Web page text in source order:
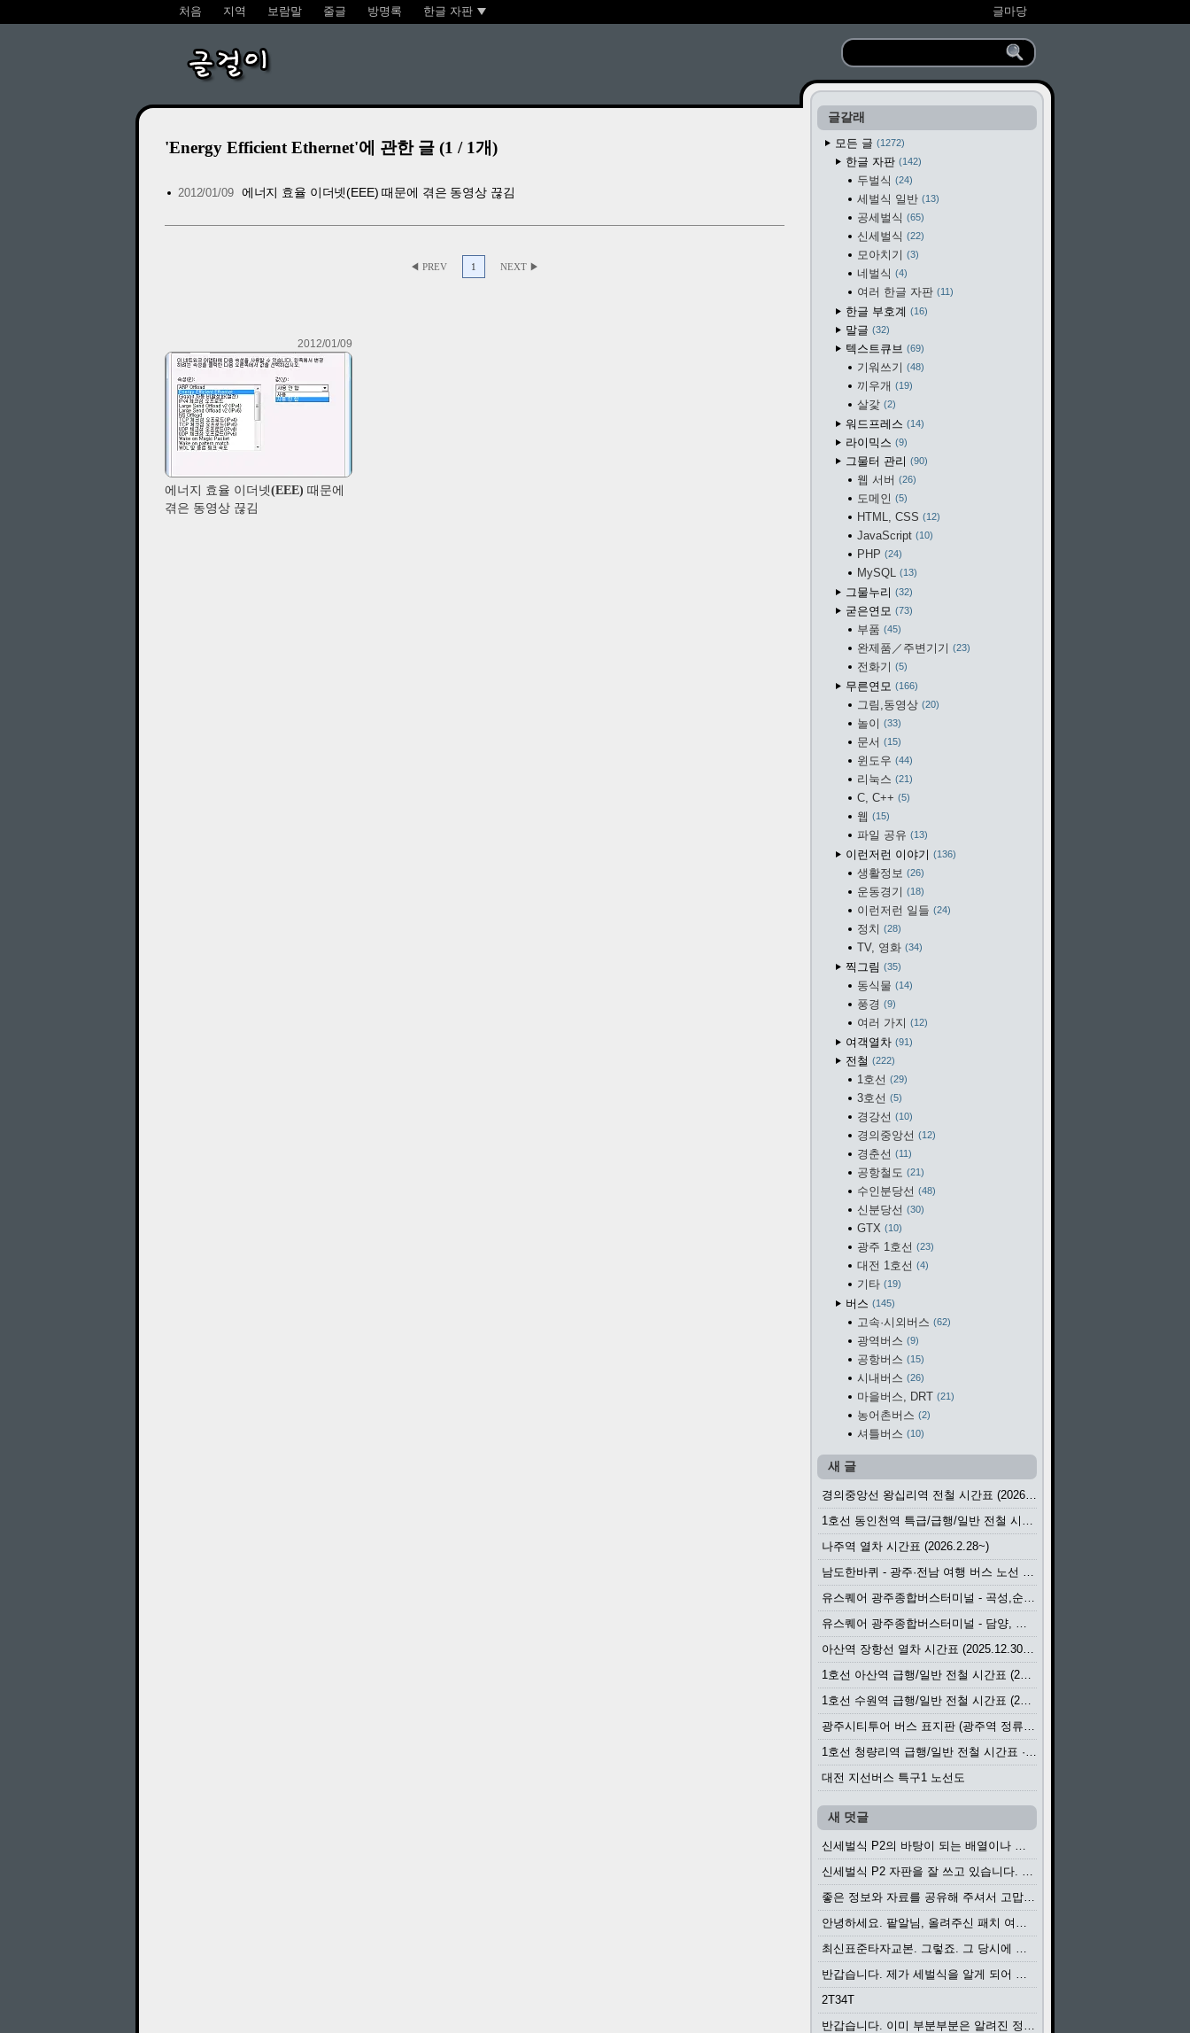
처음 지역 보람말 줄글 방명록 한글 자판 글마당
글걸이
'Energy Efficient Ethernet'에 관한 글 (1 / 1개)
2012/01/09 에너지 효율 이더넷(EEE) 때문에 겪은 동영상 끊김
◀ PREV 1 NEXT ▶
2012/01/09
에너지 효율 이더넷(EEE) 때문에
겪은 동영상 끊김
글갈래
모든 글
1272
한글 자판 142
두벌식 24
세벌식 일반 13
공세벌식 65
신세벌식 22
모아치기 3
네벌식 4
여러 한글 자판 11
한글 부호계 16
말글 32
텍스트큐브 69
기워쓰기 48
끼우개 19
살갗 2
워드프레스 14
라이믹스 9
그물터 관리 90
웹 서버 26
도메인 5
HTML, CSS 12
JavaScript 10
PHP 24
MySQL 13
그물누리 32
굳은연모 73
부품 45
완제품／주변기기 23
전화기 5
무른연모 166
그림,동영상 20
놀이 33
문서 15
윈도우 44
리눅스 21
C, C++ 5
웹 15
파일 공유 13
이런저런 이야기 136
생활정보 26
운동경기 18
이런저런 일들 24
정치 28
TV, 영화 34
찍그림 35
동식물 14
풍경 9
여러 가지 12
여객열차 91
전철 222
1호선 29
3호선 5
경강선 10
경의중앙선 12
경춘선 11
공항철도 21
수인분당선 48
신분당선 30
GTX 10
광주 1호선 23
대전 1호선 4
기타 19
버스 145
고속·시외버스 62
광역버스 9
공항버스 15
시내버스 26
마을버스, DRT 21
농어촌버스 2
셔틀버스 10
새 글
경의중앙선 왕십리역 전철 시간표 (2026.4.20~)
1호선 동인천역 특급/급행/일반 전철 시간표 (2026.2.28~)
나주역 열차 시간표 (2026.2.28~)
남도한바퀴 - 광주·전남 여행 버스 노선 (2026.3.1~5.31)
유스퀘어 광주종합버스터미널 - 곡성,순천／화순,보성,율포 방면 시외버스 시간표 (2026.1.31)
유스퀘어 광주종합버스터미널 - 담양, 순창, 남원, 무주, 장수, 거창, 대구 방면 시외버스 시간표 (2026...
아산역 장항선 열차 시간표 (2025.12.30 기준) (무궁화호, ITX-마음, 새마을호, 서해금빛열차)
1호선 아산역 급행/일반 전철 시간표 (2025.12.30~)
1호선 수원역 급행/일반 전철 시간표 (2025.12.30~)
광주시티투어 버스 표지판 (광주역 정류장) (2024?)
1호선 청량리역 급행/일반 전철 시간표 · 노선도 (2025.12.30~)
대전 지선버스 특구1 노선도
새 덧글
신세벌식 P2의 바탕이 되는 배열이나 주요 기능...
신세벌식 P2 자판을 잘 쓰고 있습니다. 쓰기 편리...
좋은 정보와 자료를 공유해 주셔서 고맙습니다....
안녕하세요. 팥알님, 올려주신 패치 여러모로 감사...
최신표준타자교본. 그렇죠. 그 당시에 최신 표준...
반갑습니다. 제가 세벌식을 알게 되어 세벌식 써...
2T34T
반갑습니다. 이미 부분부분은 알려진 정보들이...